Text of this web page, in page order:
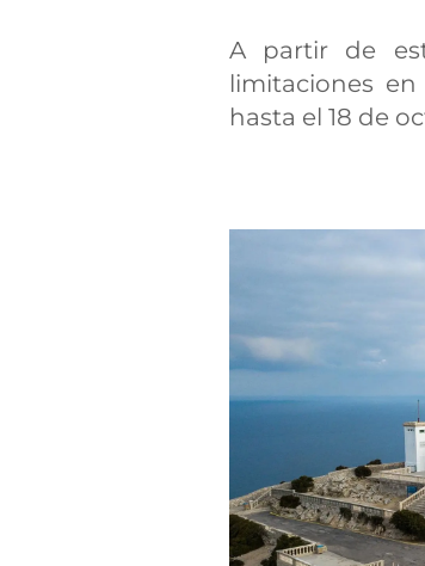
A partir de
limitaciones
hasta el 18 de